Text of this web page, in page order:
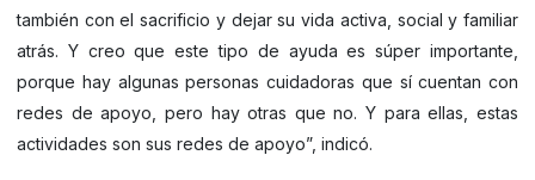
también con el sacrificio y dejar su vida activa, social y familiar
atrás. Y creo que este tipo de ayuda es súper importante,
porque hay algunas personas cuidadoras que sí cuentan con
redes de apoyo, pero hay otras que no. Y para ellas, estas
actividades son sus redes de apoyo”, indicó.